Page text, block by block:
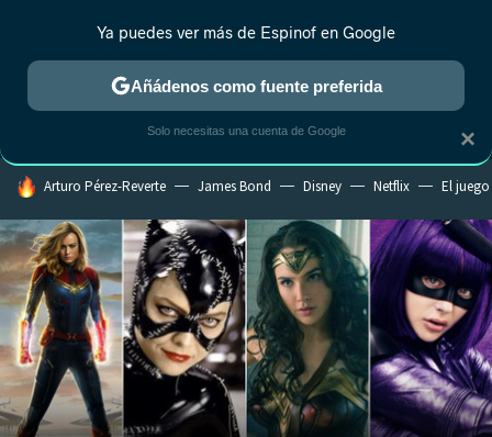
MENÚ NUEVO
ESTRENOS REALITY ANIME RANKINGS CINE
HOY SE HABLA DE
Arturo Pérez-Reverte James Bond Disney Netflix El
×
Ya puedes ver más de Espinof en Google
Añádenos como fuente preferida
Solo necesitas una cuenta de Google